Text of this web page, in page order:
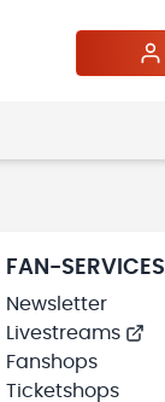
WIRD GELADEN
FAN-SERVICES
Newsletter
Livestreams
Fanshops
Ticketshops